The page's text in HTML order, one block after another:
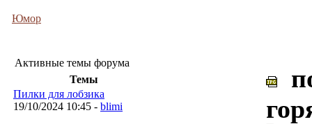
Юмор
Активные темы форума
Темы
Пилки для лобзика
19/10/2024 10:45 - blimi